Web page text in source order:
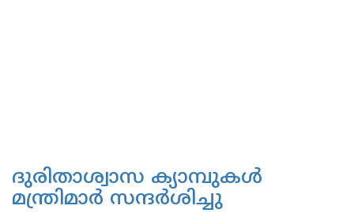
ദുരിതാശ്വാസ ക്യാമ്പുകള്‍
മന്ത്രിമാര്‍ സന്ദര്‍ശിച്ചു